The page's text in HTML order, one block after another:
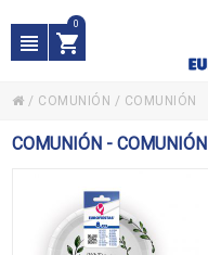
0
/ COMUNIÓN / COMUNIÓN
COMUNIÓN - COMUNIÓN